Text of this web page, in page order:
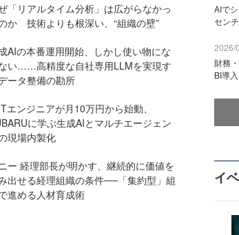
「リアルタイム分析」は広がらなかっ
か 技術よりも根深い、“組織の壁”
AIの本番運用開始、しかし使い物にな
い……高精度な自社専用LLMを実現す
ータ整備の勘所
エンジニアが月10万円から始動、
に学ぶ生成AIとマルチエージェン
現場内製化
ー 経理部長が明かす、継続的に価値を
出せる経理組織の条件──「集約型」組
進める人材育成術
AIで
セン
2026/
財務
BI導
イ